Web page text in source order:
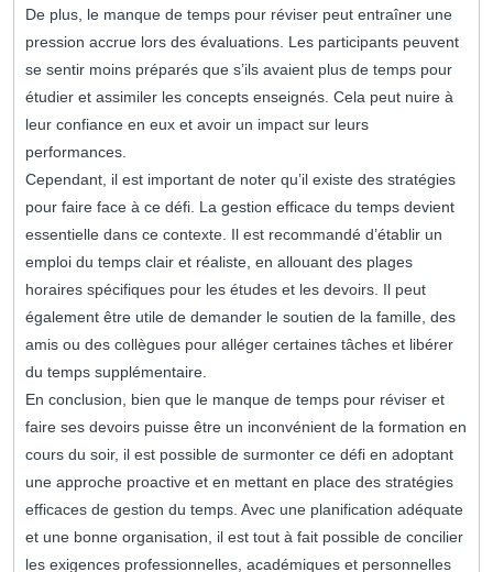
De plus, le manque de temps pour réviser peut entraîner une
pression accrue lors des évaluations. Les participants peuvent
se sentir moins préparés que s’ils avaient plus de temps pour
étudier et assimiler les concepts enseignés. Cela peut nuire à
leur confiance en eux et avoir un impact sur leurs
performances.
Cependant, il est important de noter qu’il existe des stratégies
pour faire face à ce défi. La gestion efficace du temps devient
essentielle dans ce contexte. Il est recommandé d’établir un
emploi du temps clair et réaliste, en allouant des plages
horaires spécifiques pour les études et les devoirs. Il peut
également être utile de demander le soutien de la famille, des
amis ou des collègues pour alléger certaines tâches et libérer
du temps supplémentaire.
En conclusion, bien que le manque de temps pour réviser et
faire ses devoirs puisse être un inconvénient de la formation en
cours du soir, il est possible de surmonter ce défi en adoptant
une approche proactive et en mettant en place des stratégies
efficaces de gestion du temps. Avec une planification adéquate
et une bonne organisation, il est tout à fait possible de concilier
les exigences professionnelles, académiques et personnelles